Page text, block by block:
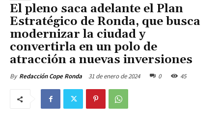
El pleno saca adelante el Plan
Estratégico de Ronda, que busca
modernizar la ciudad y
convertirla en un polo de
atracción a nuevas inversiones
By Redacción Cope Ronda 31 de enero de 2024 0 45